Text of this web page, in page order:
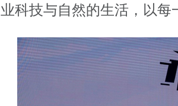
业科技与自然的生活，以